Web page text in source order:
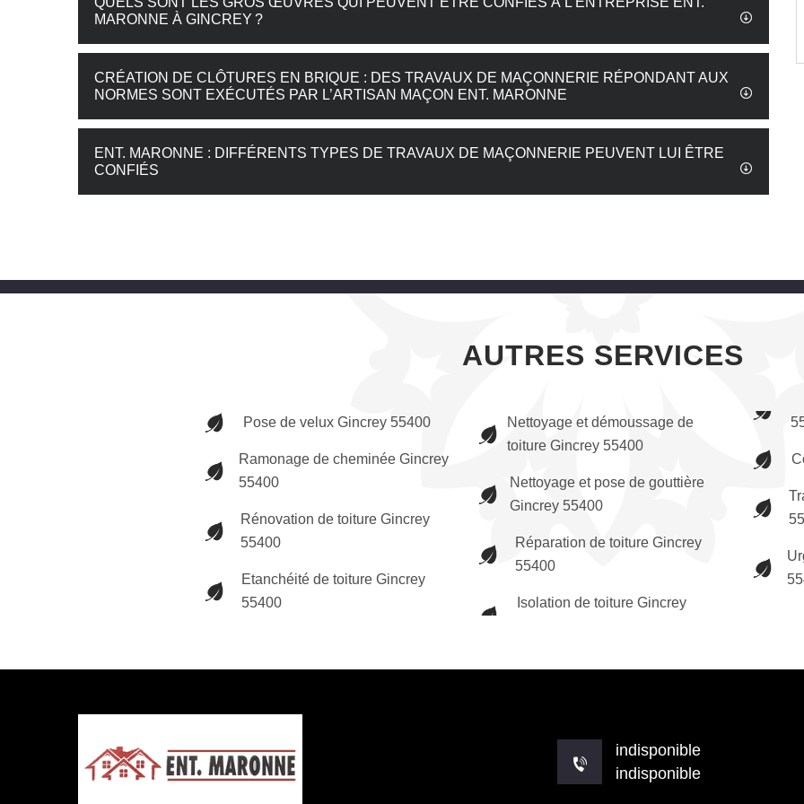
MARONNE À GINCREY ?
CRÉATION DE CLÔTURES EN BRIQUE : DES TRAVAUX DE MAÇONNERIE RÉPONDANT AUX
NORMES SONT EXÉCUTÉS PAR L’ARTISAN MAÇON ENT. MARONNE
ENT. MARONNE : DIFFÉRENTS TYPES DE TRAVAUX DE MAÇONNERIE PEUVENT LUI ÊTRE
CONFIÉS
AUTRES SERVICES
Pose de velux Gincrey 55400
Ramonage de cheminée Gincrey
55400
Rénovation de toiture Gincrey
55400
Etanchéité de toiture Gincrey
55400
Nettoyage et démoussage de
toiture Gincrey 55400
Nettoyage et pose de gouttière
Gincrey 55400
Réparation de toiture Gincrey
55400
Isolation de toiture Gincrey
indisponible
indisponible